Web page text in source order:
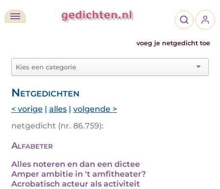
voeg je netgedicht toe
Netgedichten
< vorige | alles | volgende >
netgedicht (nr. 86.759):
Alfabeter
Alles noteren en dan een dictee
Amper ambitie in 't amfitheater?
Acrobatisch acteur als activiteit